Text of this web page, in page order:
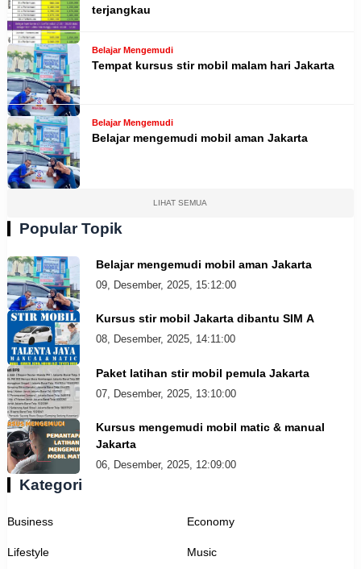
terjangkau
Belajar Mengemudi
Tempat kursus stir mobil malam hari Jakarta
Belajar Mengemudi
Belajar mengemudi mobil aman Jakarta
LIHAT SEMUA
Popular Topik
Belajar mengemudi mobil aman Jakarta
09, Desember, 2025, 15:12:00
Kursus stir mobil Jakarta dibantu SIM A
08, Desember, 2025, 14:11:00
Paket latihan stir mobil pemula Jakarta
07, Desember, 2025, 13:10:00
Kursus mengemudi mobil matic & manual
Jakarta
06, Desember, 2025, 12:09:00
Kategori
Business Economy
Lifestyle Music